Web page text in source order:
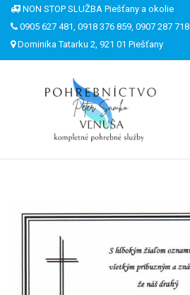
NON STOP SLUŽBA Piešťany a okolie
0905 627 481, 0918 376 859, 0907 287 718
Dominika Tatarku 2, 921 01 Piešťany